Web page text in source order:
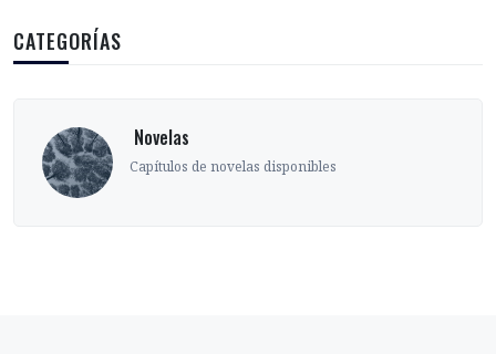
CATEGORÍAS
‎ Novelas
Capítulos de novelas disponibles